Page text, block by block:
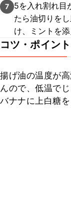
7
5を入れ割れ目
たら油切りを
け、ミントを
コツ・ポイント
揚げ油の温度が
んので、低温で
バナナに上白糖